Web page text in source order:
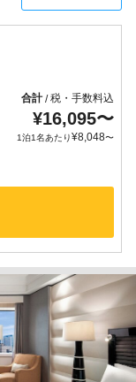
合計/税・手数料込
¥16,095〜
1泊1名あたり¥8,048〜